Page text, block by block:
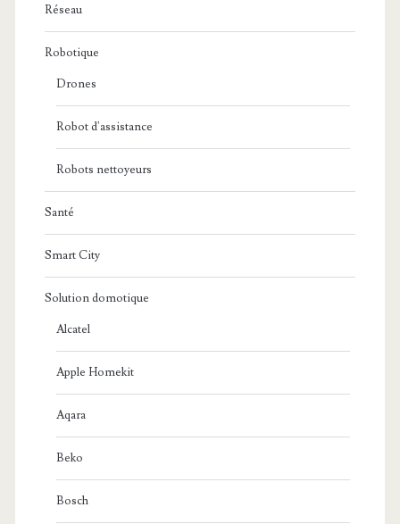
Réseau
Robotique
Drones
Robot d'assistance
Robots nettoyeurs
Santé
Smart City
Solution domotique
Alcatel
Apple Homekit
Aqara
Beko
Bosch